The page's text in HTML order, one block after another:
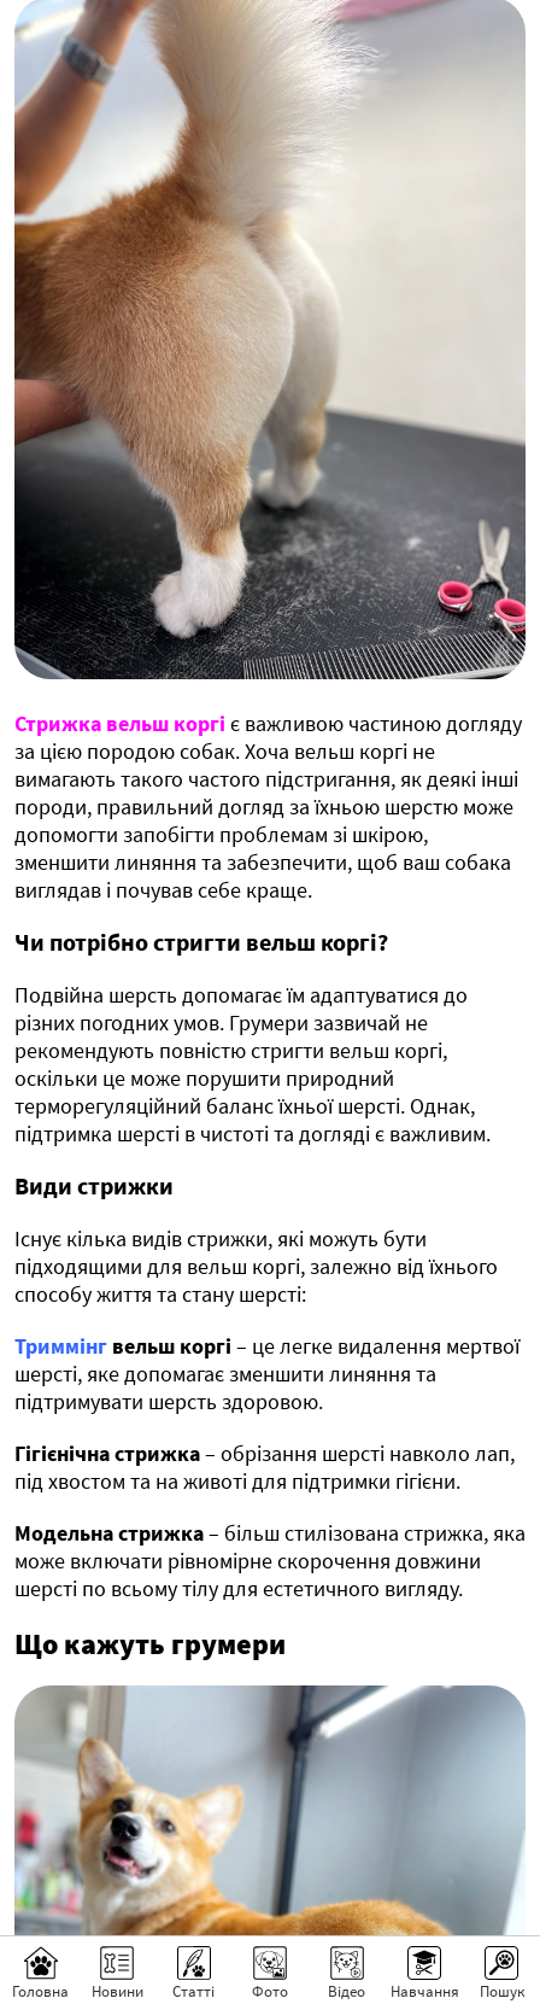
Головна Новини Статті Фото Відео Навчання Пошук
Стрижка вельш коргі є важливою частиною догляду
за цією породою собак. Хоча вельш коргі не
вимагають такого частого підстригання, як деякі інші
породи, правильний догляд за їхньою шерстю може
допомогти запобігти проблемам зі шкірою,
зменшити линяння та забезпечити, щоб ваш собака
виглядав і почував себе краще.
Чи потрібно стригти вельш коргі?
Подвійна шерсть допомагає їм адаптуватися до
різних погодних умов. Грумери зазвичай не
рекомендують повністю стригти вельш коргі,
оскільки це може порушити природний
терморегуляційний баланс їхньої шерсті. Однак,
підтримка шерсті в чистоті та догляді є важливим.
Види стрижки
Існує кілька видів стрижки, які можуть бути
підходящими для вельш коргі, залежно від їхнього
способу життя та стану шерсті:
Триммінг вельш коргі – це легке видалення мертвої
шерсті, яке допомагає зменшити линяння та
підтримувати шерсть здоровою.
Гігієнічна стрижка– обрізання шерсті навколо лап,
під хвостом та на животі для підтримки гігієни.
Модельна стрижка– більш стилізована стрижка, яка
може включати рівномірне скорочення довжини
шерсті по всьому тілу для естетичного вигляду.
Що кажуть грумери